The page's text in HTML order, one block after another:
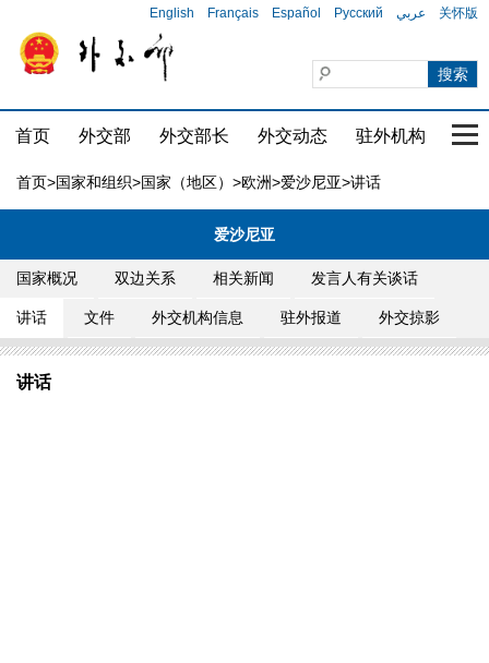
English Français Español Русский عربي 关怀版
首页 外交部 外交部长 外交动态 驻外机构 国
首页>国家和组织>国家（地区） >欧洲>爱沙尼亚>讲话
爱沙尼亚
国家概况 双边关系 相关新闻 发言人有关谈话
讲话 文件 外交机构信息 驻外报道 外交掠影
讲话